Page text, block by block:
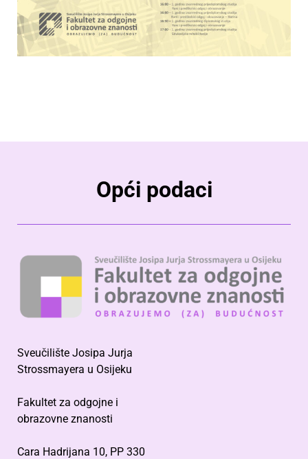
Opći podaci
Sveučilište Josipa Jurja
Strossmayera u Osijeku
Fakultet za odgojne i
obrazovne znanosti
Cara Hadrijana 10, PP 330